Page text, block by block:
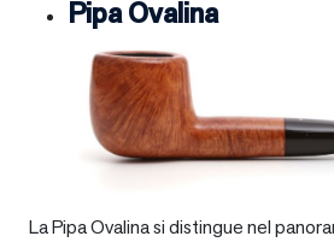
Pipa Ovalina
La Pipa Ovalina si distingue nel